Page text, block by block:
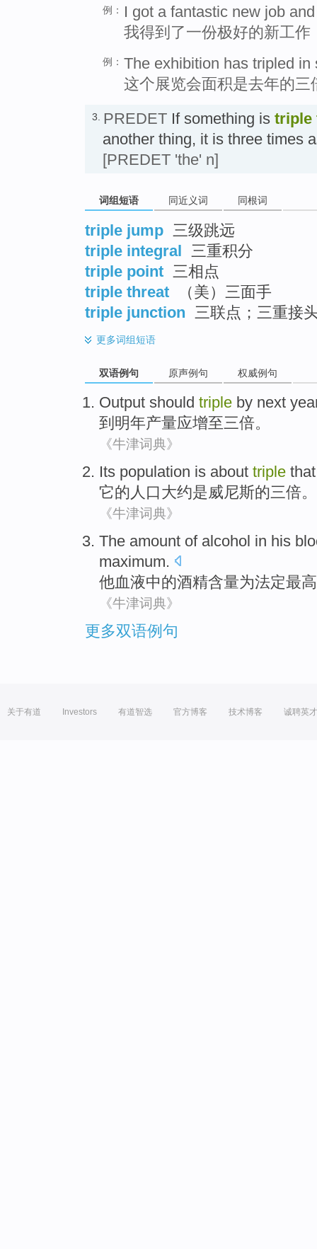
例：
I got a fantastic new job
我得到了一份极好的新工
例： The exhibition has tripled in
这个展览会面积是去年的三
3. PREDET If something is triple
another thing, it is three times
[PREDET 'the' n]
词组短语 同近义词 同根词
triple jump 三级跳远
triple integral
三重积分
triple point 三相点
triple threat
（美）三面手
triple junction
三联点；三重接
更多词组短语
双语例句 原声例句 权威例句
Output should triple by next
到 明年产量应增至三倍。
《牛津词典》
Its population is about triple
它的 人口大约是威尼斯的三倍。
《牛津词典》
The amount of alcohol in his
maximum.
他血液中的酒精含量为法定最高
《牛津词典》
更多双语例句
关于有道 Investors 有道智选 官方博客 技术博客 诚聘英才